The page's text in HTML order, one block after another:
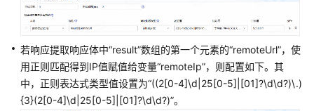
本
添
加
并
设
若响应提取响应体中“result”数组的第一个元素的“remoteUrl”，使
用正则匹配得到IP值赋值给变量“remoteIp”，则配置如下。其
中，正则表达式类型值设置为“((2[0-4]\d|25[0-5]|[01]?\d\d?)\.)
{3}(2[0-4]\d|25[0-5]|[01]?\d\d?)”。